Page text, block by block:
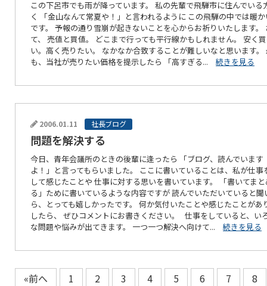
この下呂市でも雨が降っています。 私の先輩で飛騨市に住んでいる
く 「金山なんて常夏や！」と言われるように この飛騨の中では暖
です。 予報の通り雪崩が起きないことを心からお祈りいたします。
て、 売値と買値。 どこまで行っても平行線かもしれません。 安く
い。高く売りたい。 なかなか合致することが難しいなと思います。
も、当社が売りたい価格を提示したら 「高すぎる... 続きを見る
2006.01.11 社長ブログ
問題を解決する
今日、青年会議所のときの後輩に逢ったら 「ブログ、読んでいます
よ！」と言ってもらいました。 ここに書いていることは、私が仕事
して感じたことや 仕事に対する思いを書いています。 「書いてま
る」ために書いているような内容ですが 読んでいただいていると聞
ら、とっても嬉しかったです。 何か気付いたことや感じたことがあ
したら、 ぜひコメントにお書きください。 仕事をしていると、い
な問題や悩みが出てきます。 一つ一つ解決へ向けて... 続きを見る
«前へ 1 2 3 4 5 6 7
8